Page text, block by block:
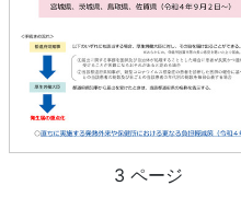
3 ページ